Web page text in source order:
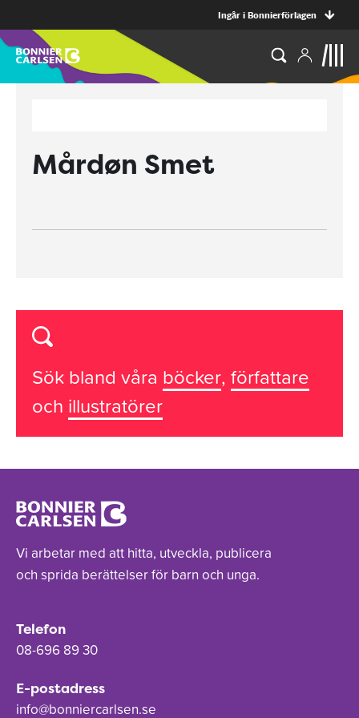
Ingår i Bonnierförlagen
Mårdøn Smet
Sök bland våra böcker, författare
och illustratörer
Vi arbetar med att hitta, utveckla, publicera
och sprida berättelser för barn och unga.
Telefon
08-696 89 30
E-postadress
info@bonniercarlsen.se